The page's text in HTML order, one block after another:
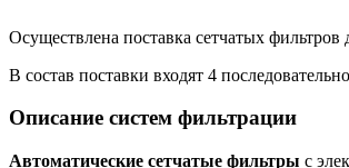
Осуществлена поставка сетчатых
В состав поставки входят 4
Описание систем фильтрации
Автоматические сетчатые фильтры с